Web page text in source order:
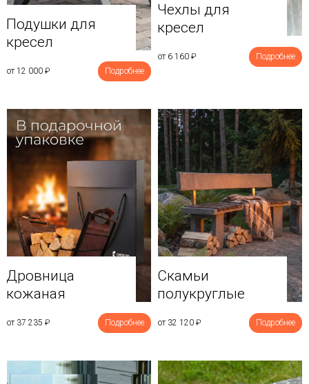
Подушки для
кресел
от 12 000 ₽ Подробнее
Чехлы для
кресел
от 6 160 ₽ Подробнее
Дровница
кожаная
от 37 235 ₽ Подробнее
Скамьи
полукруглые
от 32 120 ₽ Подробнее